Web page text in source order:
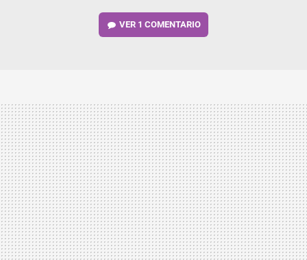
VER 1 COMENTARIO